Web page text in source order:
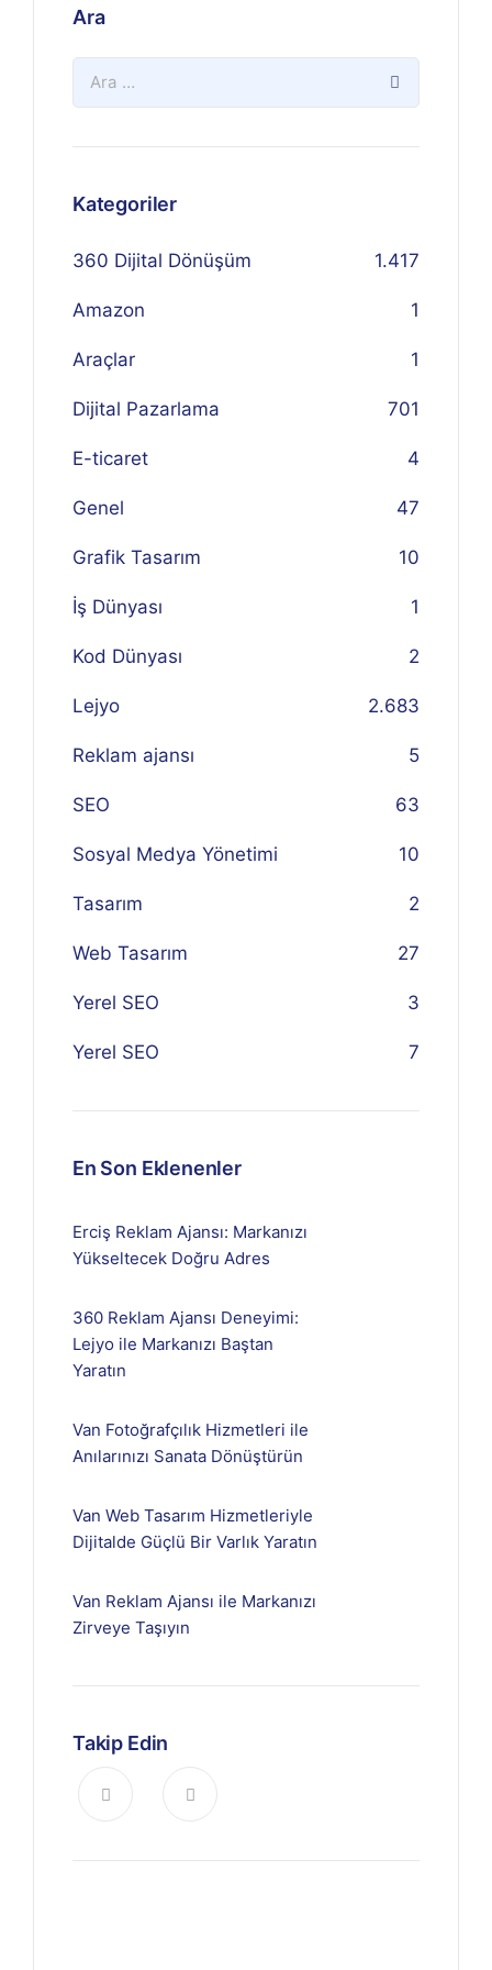
Ara
Kategoriler
360 Dijital Dönüşüm 1.417
Amazon 1
Araçlar 1
Dijital Pazarlama 701
E-ticaret 4
Genel 47
Grafik Tasarım 10
İş Dünyası 1
Kod Dünyası 2
Lejyo 2.683
Reklam ajansı 5
SEO 63
Sosyal Medya Yönetimi 10
Tasarım 2
Web Tasarım 27
Yerel SEO 3
Yerel SEO 7
En Son Eklenenler
Erciş Reklam Ajansı: Markanızı
Yükseltecek Doğru Adres
360 Reklam Ajansı Deneyimi:
Lejyo ile Markanızı Baştan
Yaratın
Van Fotoğrafçılık Hizmetleri ile
Anılarınızı Sanata Dönüştürün
Van Web Tasarım Hizmetleriyle
Dijitalde Güçlü Bir Varlık Yaratın
Van Reklam Ajansı ile Markanızı
Zirveye Taşıyın
Takip Edin